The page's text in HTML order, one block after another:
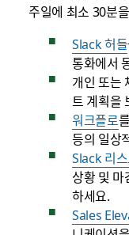
주일에 최소 30분
Slack 허들
통화에서
개인 또는
트 계획을
워크플로
등의 일상
Slack 리
상황 및
하세요.
Sales